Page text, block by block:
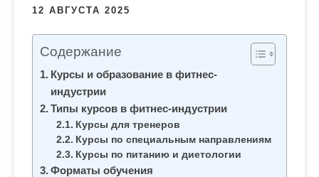
12 АВГУСТА 2025
Содержание
Курсы и образование в фитнес-
индустрии
Типы курсов в фитнес-индустрии
Курсы для тренеров
Курсы по специальным направлениям
Курсы по питанию и диетологии
Форматы обучения